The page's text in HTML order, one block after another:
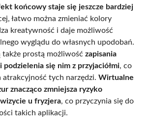
końcowy staje się jeszcze bardziej
łatwo można zmieniać kolory
kreatywność i daje możliwość
wyglądu do własnych upodobań.
prostą możliwość zapisania
się nim z przyjaciółmi, co
atrakcyjność tych narzędzi. Wirtualne
znacząco zmniejsza ryzyko
u fryzjera, co przyczynia się do
takich aplikacji.